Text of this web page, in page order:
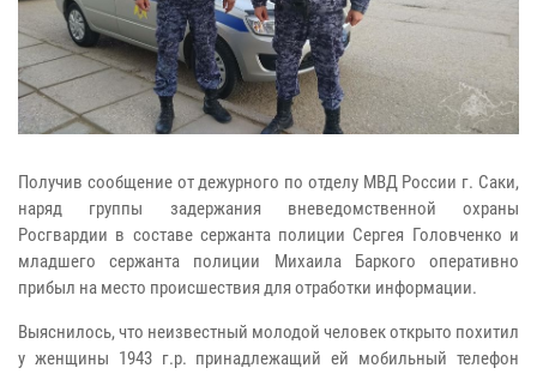
Получив сообщение от дежурного по отделу МВД России г. Саки,
наряд группы задержания вневедомственной охраны
Росгвардии в составе сержанта полиции Сергея Головченко и
младшего сержанта полиции Михаила Баркого оперативно
прибыл на место происшествия для отработки информации.
Выяснилось, что неизвестный молодой человек открыто похитил
у женщины 1943 г.р. принадлежащий ей мобильный телефон